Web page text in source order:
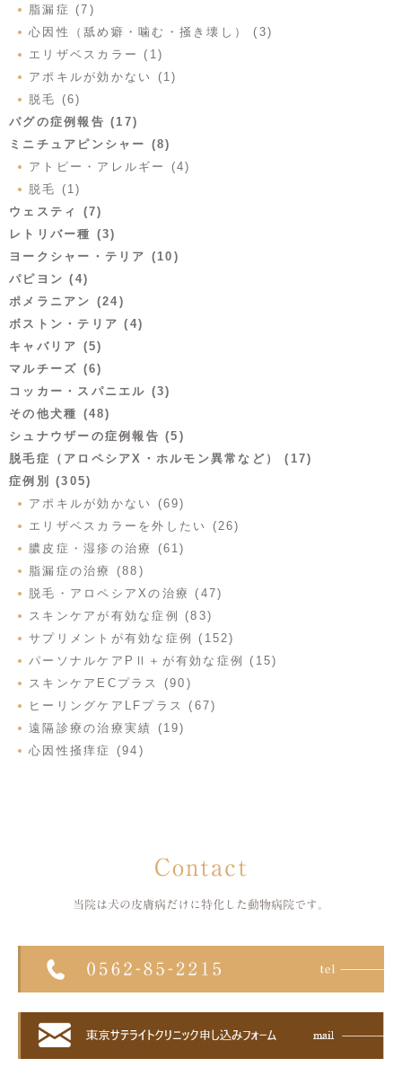
脂漏症 (7)
心因性（舐め癖・噛む・掻き壊し） (3)
エリザベスカラー (1)
アポキルが効かない (1)
脱毛 (6)
パグの症例報告 (17)
ミニチュアピンシャー (8)
アトピー・アレルギー (4)
脱毛 (1)
ウェスティ (7)
レトリバー種 (3)
ヨークシャー・テリア (10)
パピヨン (4)
ポメラニアン (24)
ボストン・テリア (4)
キャバリア (5)
マルチーズ (6)
コッカー・スパニエル (3)
その他犬種 (48)
シュナウザーの症例報告 (5)
脱毛症（アロペシアX・ホルモン異常など） (17)
症例別 (305)
アポキルが効かない (69)
エリザベスカラーを外したい (26)
膿皮症・湿疹の治療 (61)
脂漏症の治療 (88)
脱毛・アロペシアXの治療 (47)
スキンケアが有効な症例 (83)
サプリメントが有効な症例 (152)
パーソナルケアPⅡ＋が有効な症例 (15)
スキンケアECプラス (90)
ヒーリングケアLFプラス (67)
遠隔診療の治療実績 (19)
心因性掻痒症 (94)
Contact
当院は犬の皮膚病だけに特化した 動物病院です。